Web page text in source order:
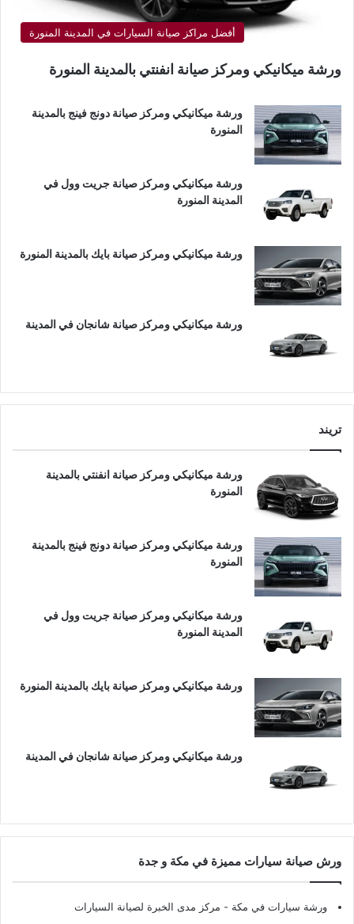
أفضل مراكز صيانة السيارات في المدينة المنورة
ورشة ميكانيكي ومركز صيانة انفنتي بالمدينة المنورة
ورشة ميكانيكي ومركز صيانة دونج فينج بالمدينة
المنورة
ورشة ميكانيكي ومركز صيانة جريت وول في
المدينة المنورة
ورشة ميكانيكي ومركز صيانة بايك بالمدينة المنورة
ورشة ميكانيكي ومركز صيانة شانجان في المدينة
تريند
ورشة ميكانيكي ومركز صيانة انفنتي بالمدينة
المنورة
ورشة ميكانيكي ومركز صيانة دونج فينج بالمدينة
المنورة
ورشة ميكانيكي ومركز صيانة جريت وول في
المدينة المنورة
ورشة ميكانيكي ومركز صيانة بايك بالمدينة المنورة
ورشة ميكانيكي ومركز صيانة شانجان في المدينة
ورش صيانة سيارات مميزة في مكة و جدة
ورشة سيارات في مكة - مركز مدى الخبرة لصيانة السيارات